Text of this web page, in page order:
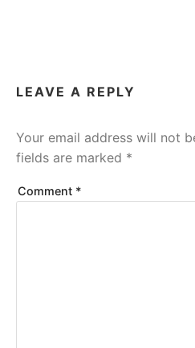
LEAVE A REPLY
Your email address will not
fields are marked *
Comment *